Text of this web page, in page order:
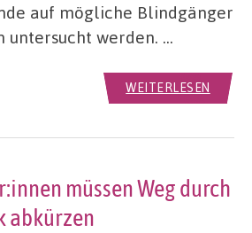
auf mögliche Blindgänger
untersucht werden. …
WEITERLESEN
müssen Weg durch
abkürzen